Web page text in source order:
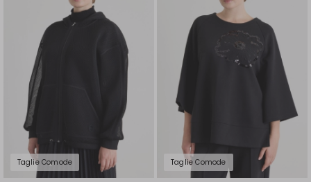
Taglie Comode Taglie Comode